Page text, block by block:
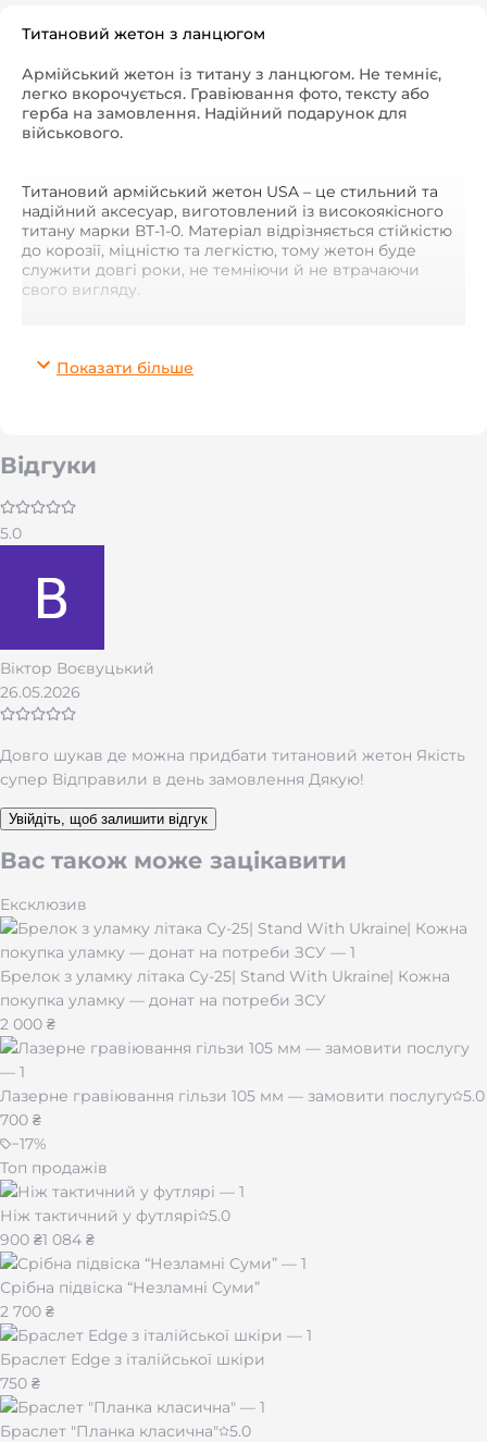
Титановий жетон з ланцюгом
Армійський жетон із титану з ланцюгом. Не темніє,
легко вкорочується. Гравіювання фото, тексту або
герба на замовлення. Надійний подарунок для
військового.
Титановий армійський жетон USA – це стильний та
надійний аксесуар, виготовлений із високоякісного
титану марки ВТ-1-0. Матеріал відрізняється стійкістю
до корозії, міцністю та легкістю, тому жетон буде
служити довгі роки, не темніючи й не втрачаючи
свого вигляду.
нанестиперсональні дані, герб, символіку чи
Титановий жетон стане чудовим вибором для
військових, ветеранів, патріотів та колекціонерів.
Завдяки класичному дизайну та матовій поверхні він
Особливо такий подарунок підійде для чоловіків,
які цінують силу, витривалість і символізм.
Характеристики
Виготовлений із
Легкий та міцний, стійкий до корозії
Ланцюг 60 см у комплекті
Можливість нанесеннягравіювання(дані, герб,
напис)
Не темніє та не викликає алергії
Показати більше
Відгуки
5.0
Віктор Воєвуцький
26.05.2026
Довго шукав де можна придбати титановий жетон Якість
супер Відправили в день замовлення Дякую!
Увійдіть, щоб залишити відгук
Вас також може зацікавити
Ексклюзив
Брелок з уламку літака Су-25| Stand With Ukraine| Кожна
покупка уламку — донат на потреби ЗСУ
2 000 ₴
Лазерне гравіювання гільзи 105 мм — замовити послугу 5.0
700 ₴
−17%
Топ продажів
Ніж тактичний у футлярі
5.0
900 ₴1 084 ₴
Срібна підвіска “Незламні Суми”
2 700 ₴
Браслет Edge з італійської шкіри
750 ₴
Браслет "Планка класична"
5.0